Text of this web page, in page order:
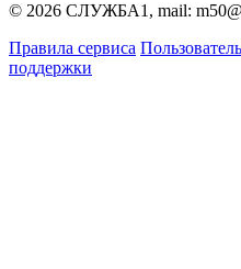
© 2026 СЛУЖБА1, mail:
Правила сервиса
поддержки